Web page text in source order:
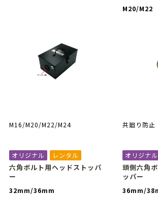
M16/M20/M22/M24
M20/M22
共廻り防止
オリジナル レンタル
六角ボルト用ヘッドストッパ
ー
32mm/36mm
オリジナル
頭側六角
ッパー
36mm/